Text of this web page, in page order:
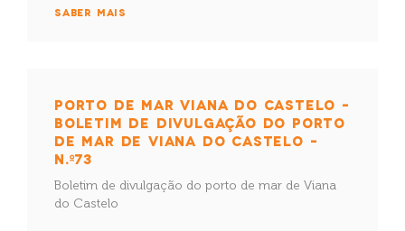
SABER MAIS
PORTO DE MAR VIANA DO CASTELO –
BOLETIM DE DIVULGAÇÃO DO PORTO
DE MAR DE VIANA DO CASTELO –
N.º73
Boletim de divulgação do porto de mar de Viana
do Castelo